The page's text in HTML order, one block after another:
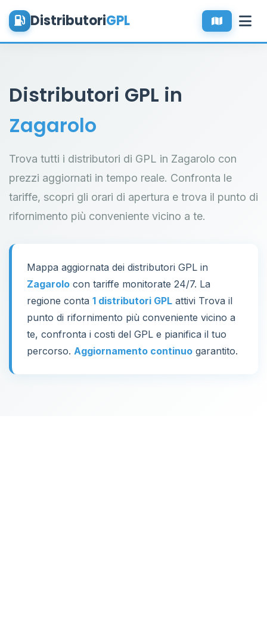
DistributoriGPL
Distributori GPL in
Zagarolo
Trova tutti i distributori di GPL in Zagarolo con
prezzi aggiornati in tempo reale. Confronta le
tariffe, scopri gli orari di apertura e trova il punto di
rifornimento più conveniente vicino a te.
Mappa aggiornata dei distributori GPL in
Zagarolo con tariffe monitorate 24/7. La
regione conta 1 distributori GPL attivi Trova il
punto di rifornimento più conveniente vicino a
te, confronta i costi del GPL e pianifica il tuo
percorso. Aggiornamento continuo garantito.